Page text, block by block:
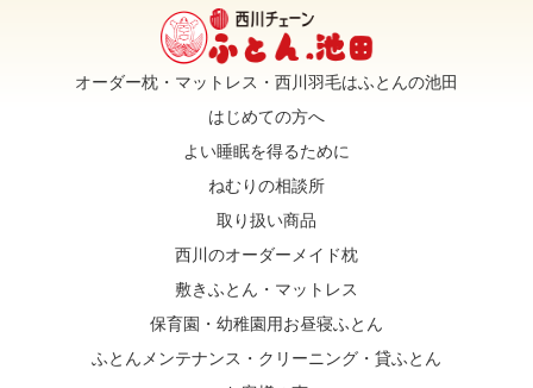
オーダー枕・マットレス・西川羽毛はふとんの池田
はじめての方へ
よい睡眠を得るために
ねむりの相談所
取り扱い商品
西川のオーダーメイド枕
敷きふとん・マットレス
保育園・幼稚園用お昼寝ふとん
ふとんメンテナンス・クリーニング・貸ふとん